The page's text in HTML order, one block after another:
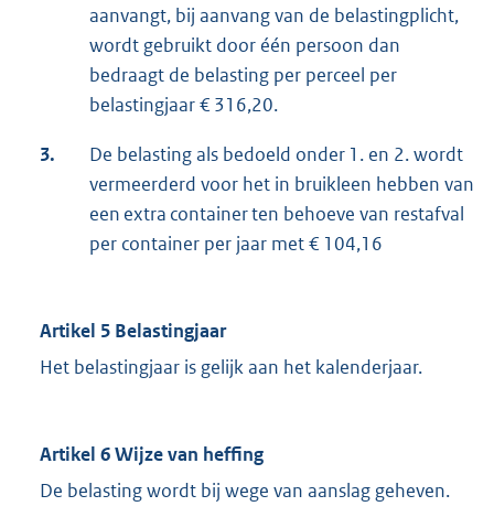
aanvangt, bij aanvang van de belastingplicht,
wordt gebruikt door één persoon dan
bedraagt de belasting per perceel per
belastingjaar € 316,20.
3.
De belasting als bedoeld onder 1. en 2. wordt
vermeerderd voor het in bruikleen hebben van
een extra container ten behoeve van restafval
per container per jaar met € 104,16
Artikel 5 Belastingjaar
Het belastingjaar is gelijk aan het kalenderjaar.
Artikel 6 Wijze van heffing
De belasting wordt bij wege van aanslag geheven.